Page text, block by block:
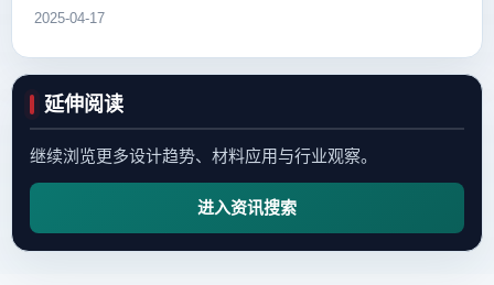
2025-04-17
延伸阅读
继续浏览更多设计趋势、材料应用与行业观察。
进入资讯搜索